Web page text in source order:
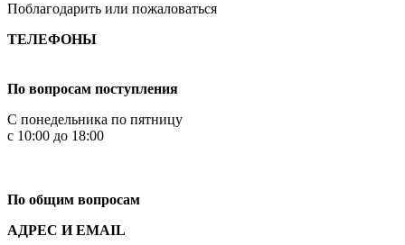
Поблагодарить или пожаловаться
ТЕЛЕФОНЫ
По вопросам поступления
С понедельника по пятницу
с 10:00 до 18:00
По общим вопросам
АДРЕС И EMAIL